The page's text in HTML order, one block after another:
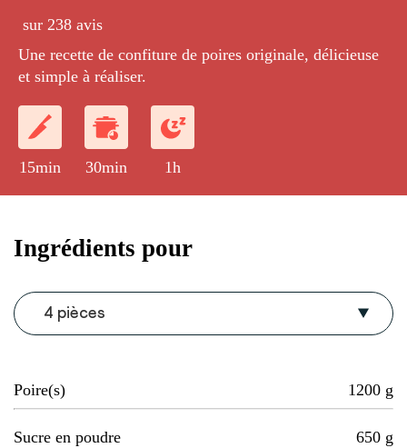
sur 238 avis
Une recette de confiture de poires originale, délicieuse
et simple à réaliser.
15min 30min 1h
Ingrédients pour
4 pièces
Poire(s) 1200 g
Sucre en poudre 650 g